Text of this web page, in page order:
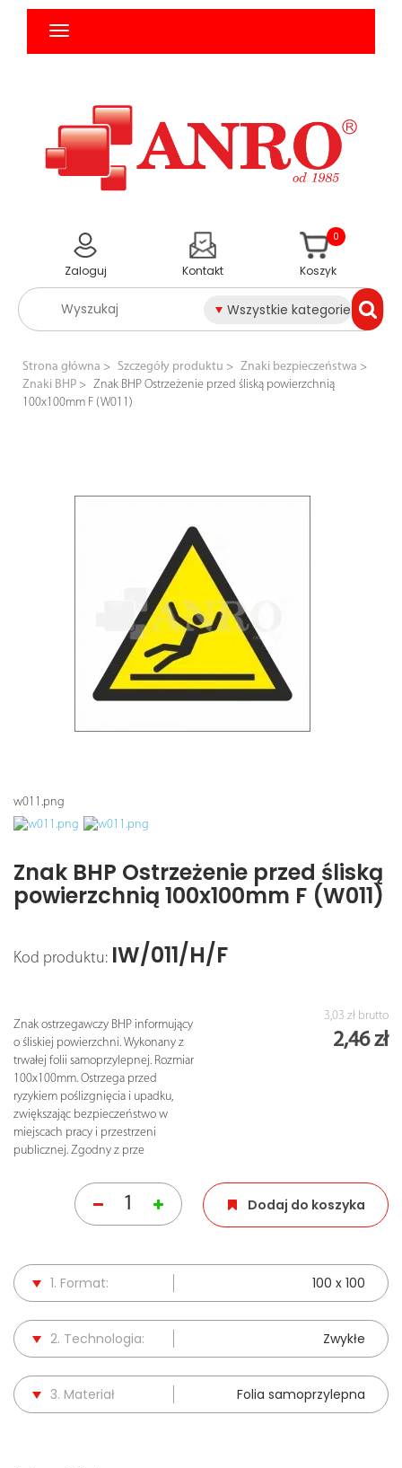
Wszystkie kategorie
Zaloguj Kontakt Koszyk
0
Strona główna Szczegóły produktu
Znaki bezpieczeństwa
Znaki BHP
Znak BHP Ostrzeżenie przed śliską powierzchnią
100x100mm F (W011)
w011.png
Znak BHP Ostrzeżenie przed śliską
powierzchnią 100x100mm F (W011)
Kod produktu: IW/011/H/F
Znak ostrzegawczy BHP informujący
o śliskiej powierzchni. Wykonany z
trwałej folii samoprzylepnej. Rozmiar
100x100mm. Ostrzega przed
ryzykiem poślizgnięcia i upadku,
zwiększając bezpieczeństwo w
miejscach pracy i przestrzeni
publicznej. Zgodny z prze
3,03 zł brutto
2,46 zł
Dodaj do koszyka
1. Format: 100 x 100
2. Technologia: Zwykłe
3. Materiał Folia samoprzylepna